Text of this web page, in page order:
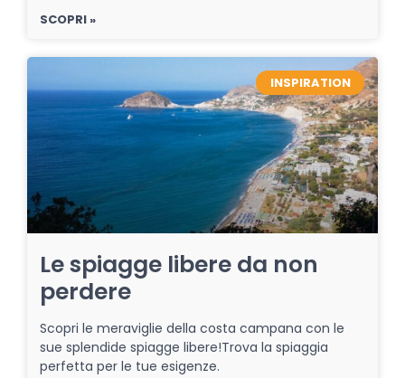
SCOPRI »
INSPIRATION
Le spiagge libere da non
perdere
Scopri le meraviglie della costa campana con le
sue splendide spiagge libere!Trova la spiaggia
perfetta per le tue esigenze.